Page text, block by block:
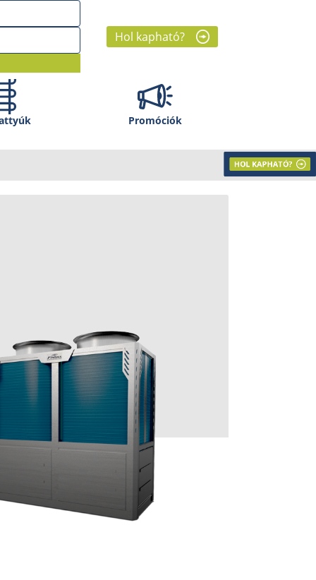
Hol kapható?
Promóciók
HOL KAPHATÓ?